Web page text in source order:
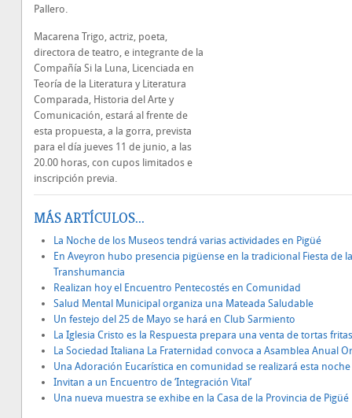
Pallero.
Macarena Trigo, actriz, poeta,
directora de teatro, e integrante de la
Compañía Si la Luna, Licenciada en
Teoría de la Literatura y Literatura
Comparada, Historia del Arte y
Comunicación, estará al frente de
esta propuesta, a la gorra, prevista
para el día jueves 11 de junio, a las
20.00 horas, con cupos limitados e
inscripción previa.
MÁS ARTÍCULOS...
La Noche de los Museos tendrá varias actividades en Pigüé
En Aveyron hubo presencia pigüense en la tradicional Fiesta de la
Transhumancia
Realizan hoy el Encuentro Pentecostés en Comunidad
Salud Mental Municipal organiza una Mateada Saludable
Un festejo del 25 de Mayo se hará en Club Sarmiento
La Iglesia Cristo es la Respuesta prepara una venta de tortas fritas
La Sociedad Italiana La Fraternidad convoca a Asamblea Anual
Una Adoración Eucarística en comunidad se realizará esta noche
Invitan a un Encuentro de ‘Integración Vital’
Una nueva muestra se exhibe en la Casa de la Provincia de Pigüé